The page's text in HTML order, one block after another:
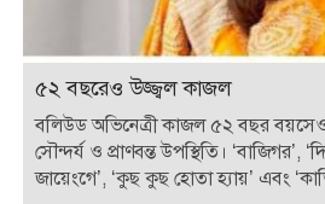
৫২ বছরেও উজ্জ্বল কাজল
বলিউড অভিনেত্রী কাজল ৫২ বছর
সৌন্দর্য ও প্রাণবন্ত উপস্থিতি। ‘বাজিগর’,
জায়েংগে’, ‘কুছ কুছ হোতা হ্যায়’ এবং